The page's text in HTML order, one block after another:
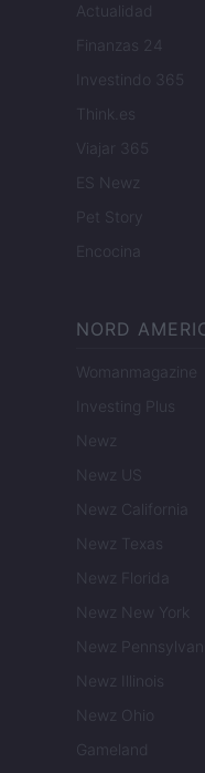
Actualidad
Finanzas 24
Investindo 365
Think.es
Viajar 365
ES Newz
Pet Story
Encocina
NORD
Womanmagazine
Investing Plus
Newz
Newz US
Newz California
Newz Texas
Newz Florida
Newz New York
Newz
Newz Illinois
Newz Ohio
Gameland